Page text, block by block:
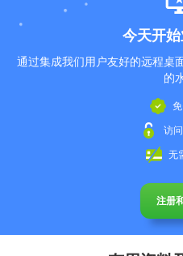
今天开
通过集成我们用户友好的远程桌
的
访
无
注册